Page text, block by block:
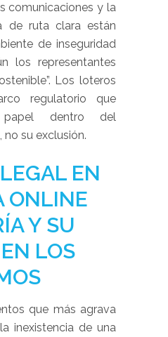
comunicaciones y la
de ruta clara están
de inseguridad
los representantes
Los loteros
regulatorio que
dentro del
su exclusión.
EN
ONLINE
Y SU
LOS
que más agrava
inexistencia de una